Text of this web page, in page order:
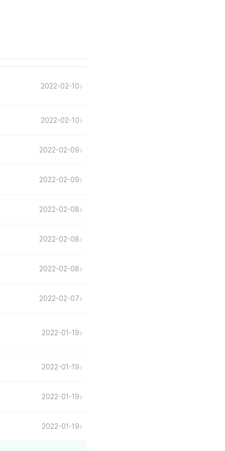
2022-02-10›
2022-02-10›
2022-02-09›
2022-02-09›
2022-02-08›
2022-02-08›
2022-02-08›
2022-02-07›
2022-01-19›
2022-01-19›
2022-01-19›
2022-01-19›